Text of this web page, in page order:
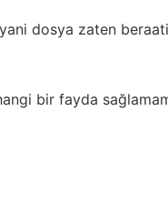
dosya zaten
bir fayda